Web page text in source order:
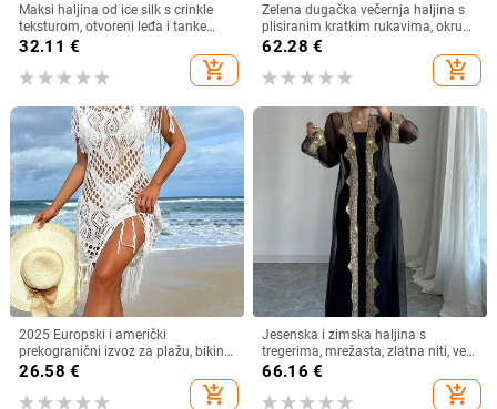
Maksi haljina od ice silk s crinkle
teksturom, otvoreni leđa i tanke
naramenice, plisirana
32.11 €
add_shopping_cart
Zelena dugačka večernja haljina s
plisiranim kratkim rukavima, okrugli
izrez, A-linija
62.28 €
add_shopping_cart
2025 Europski i američki
prekogranični izvoz za plažu, bikini
kupaći kostim s resicama, čista
26.58 €
add_shopping_cart
Jesenska i zimska haljina s
tregerima, mrežasta, zlatna niti, vez,
jakna, kardigan, dvodijelna haljina,
66.16 €
add_shopping_cart